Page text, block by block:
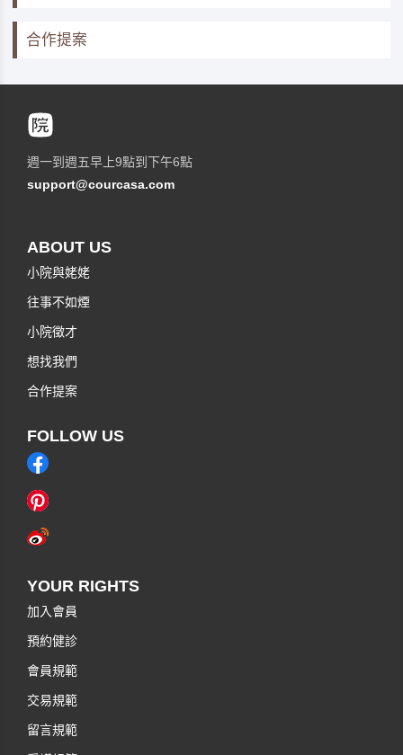
合作提案
週一到週五早上9點到下午6點
support@courcasa.com
ABOUT US
小院與姥姥
往事不如煙
小院徵才
想找我們
合作提案
FOLLOW US
YOUR RIGHTS
加入會員
預約健診
會員規範
交易規範
留言規範